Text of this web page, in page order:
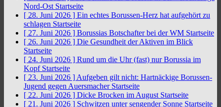
Nord-Ost Startseite
[ 28. Juni 2026 ] Ein echtes Borussen-Herz hat aufgehört zu
schlagen Startseite
[ 27. Juni 2026 ] Borussias Botschafter bei der WM Startseite
[ 26. Juni 2026 ] Die Gesundheit der Aktiven im Blick
Startseite
[ 24. Juni 2026 ] Rund um die Uhr (fast) nur Borussia im
Kopf Startseite
[ 23. Juni 2026 ] Aufgeben gilt nicht: Hartnäckige Borussen-
Jugend gegen Auersmacher Startseite
[ 22. Juni 2026 ] Dicke Brocken im August Startseite
[ 21. Juni 2026 ] Schwitzen unter sengender Sonne Startseite